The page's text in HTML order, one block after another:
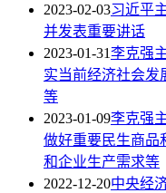
2023-02-03习近平
并发表重要讲话
2023-01-31李克强
实当前经济社会发
等
2023-01-09李克强
做好重要民生商品
和企业生产需求等
2022-12-20中央经